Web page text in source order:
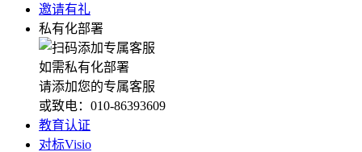
邀请有礼
私有化部署
如需私有化部署
请添加您的专属客服
或致电：010-86393609
教育认证
对标Visio